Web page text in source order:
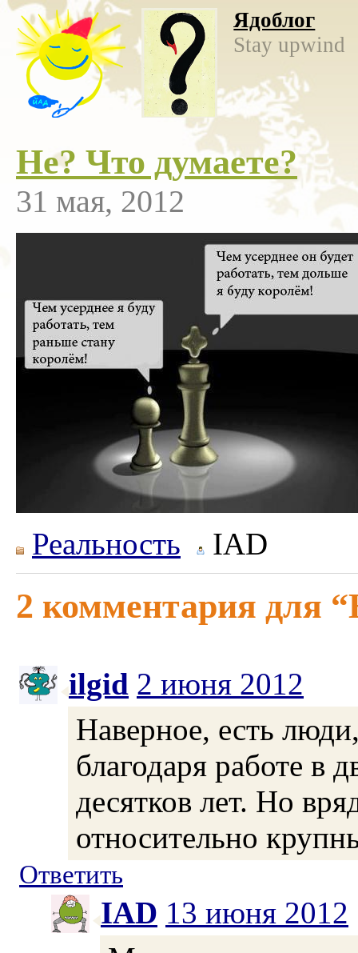
Ядоблог
Stay upwind
Не? Что думаете?
31 мая, 2012
Реальность IAD
2 комментария для
ilgid 2 июня 2012
Наверное, есть
благодаря работе в
десятков лет. Но
относительно
Ответить
IAD 13 июня 2012